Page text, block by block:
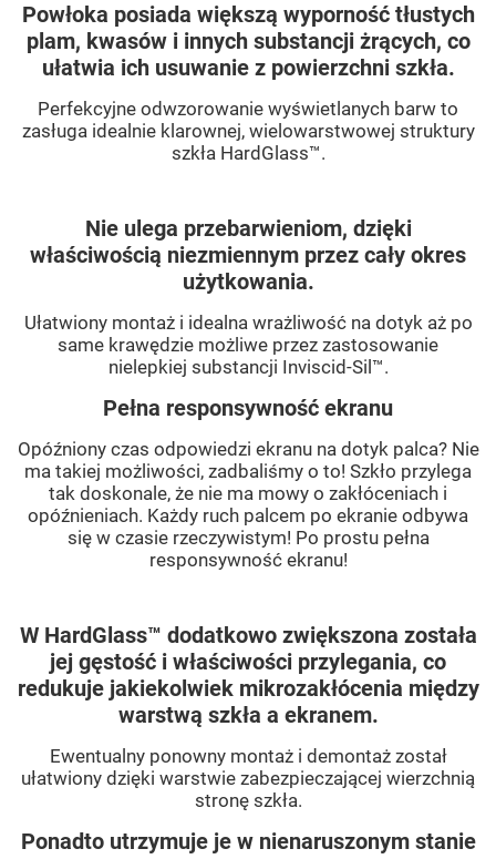
Powłoka posiada większą wyporność tłustych
plam, kwasów i innych substancji żrących, co
ułatwia ich usuwanie z powierzchni szkła.
Perfekcyjne odwzorowanie wyświetlanych barw to
zasługa idealnie klarownej, wielowarstwowej struktury
szkła HardGlass™.
Nie ulega przebarwieniom, dzięki
właściwością niezmiennym przez cały okres
użytkowania.
Ułatwiony montaż i idealna wrażliwość na dotyk aż po
same krawędzie możliwe przez zastosowanie
nielepkiej substancji Inviscid-Sil™.
Pełna responsywność ekranu
Opóźniony czas odpowiedzi ekranu na dotyk palca? Nie
ma takiej możliwości, zadbaliśmy o to! Szkło przylega
tak doskonale, że nie ma mowy o zakłóceniach i
opóźnieniach. Każdy ruch palcem po ekranie odbywa
się w czasie rzeczywistym! Po prostu pełna
responsywność ekranu!
W HardGlass™ dodatkowo zwiększona została
jej gęstość i właściwości przylegania, co
redukuje jakiekolwiek mikrozakłócenia między
warstwą szkła a ekranem.
Ewentualny ponowny montaż i demontaż został
ułatwiony dzięki warstwie zabezpieczającej wierzchnią
stronę szkła.
Ponadto utrzymuje je w nienaruszonym stanie